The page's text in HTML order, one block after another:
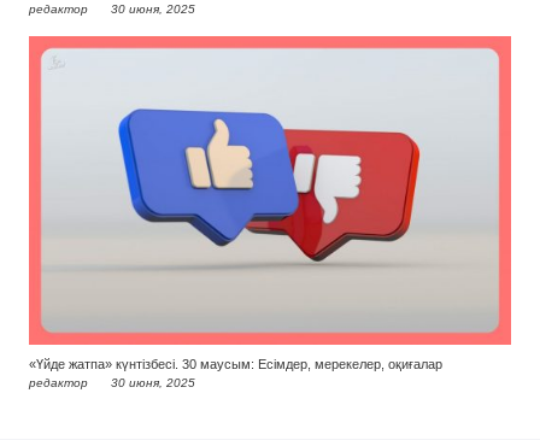
редактор 30 июня, 2025
«Үйде жатпа» күнтізбесі. 30 маусым: Есімдер, мерекелер, оқиғалар
редактор 30 июня, 2025